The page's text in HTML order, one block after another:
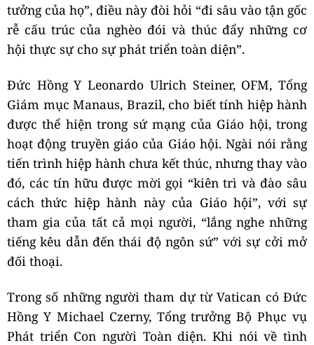
tưởng của họ”, điều này đòi hỏi “đi sâu vào tận gốc
rễ cấu trúc của nghèo đói và thúc đẩy những cơ
hội thực sự cho sự phát triển toàn diện”.
Đức Hồng Y Leonardo Ulrich Steiner, OFM, Tổng
Giám mục Manaus, Brazil, cho biết tính hiệp hành
được thể hiện trong sứ mạng của Giáo hội, trong
hoạt động truyền giáo của Giáo hội. Ngài nói rằng
tiến trình hiệp hành chưa kết thúc, nhưng thay vào
đó, các tín hữu được mời gọi “kiên trì và đào sâu
cách thức hiệp hành này của Giáo hội”, với sự
tham gia của tất cả mọi người, “lắng nghe những
tiếng kêu dẫn đến thái độ ngôn sứ” với sự cởi mở
đối thoại.
Trong số những người tham dự từ Vatican có Đức
Hồng Y Michael Czerny, Tổng trưởng Bộ Phục vụ
Phát triển Con người Toàn diện. Khi nói về tình